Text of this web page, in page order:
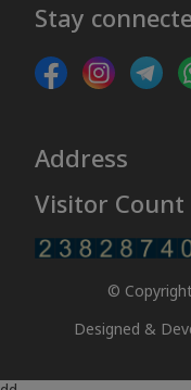
Stay
Address
Visitor Count
©
Designed &